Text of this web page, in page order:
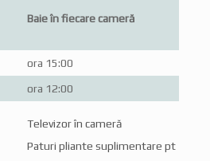
Baie în fiecare cameră
ora 15:00
ora 12:00
Televizor în cameră
Paturi pliante suplimentare pt